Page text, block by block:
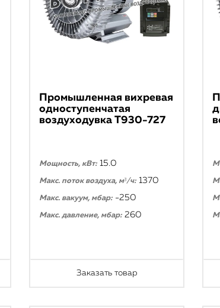
Промышленная вихревая
одноступенчатая
воздуходувка T930-727
Мощность, кВт:15.0
Макс. поток воздуха, м³/ч:1370
Макс. вакуум, мбар:-250
Макс. давление, мбар:260
Заказать товар